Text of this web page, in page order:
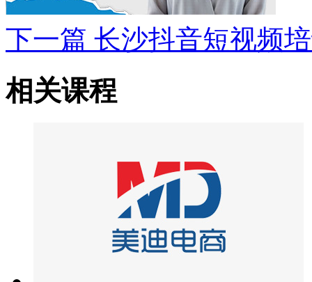
下一篇 长沙抖音短视频
相关课程